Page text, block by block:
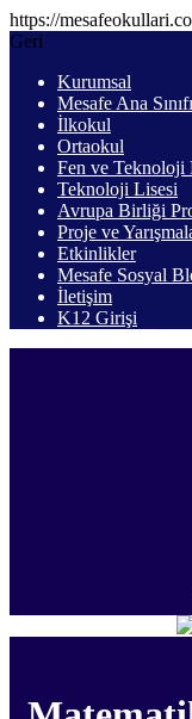
https://
Geri
Kurumsal
Mesafe Ana Sınıfı
İlkokul
Ortaokul
Fen ve Teknoloji
Teknoloji Lisesi
Avrupa Birliği
Proje ve
Etkinlikler
Mesafe Sosyal
İletişim
K12 Girişi